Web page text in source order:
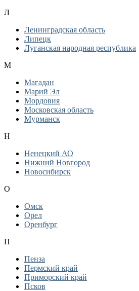
Л
Ленинградская область
Липецк
Луганская народная республика
М
Магадан
Марий Эл
Мордовия
Московская область
Мурманск
Н
Ненецкий АО
Нижний Новгород
Новосибирск
О
Омск
Орел
Оренбург
П
Пенза
Пермский край
Приморский край
Псков